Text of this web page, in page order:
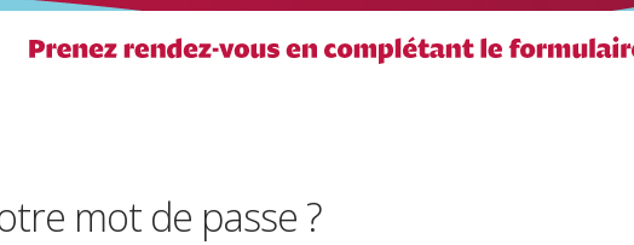
mot de passe ?